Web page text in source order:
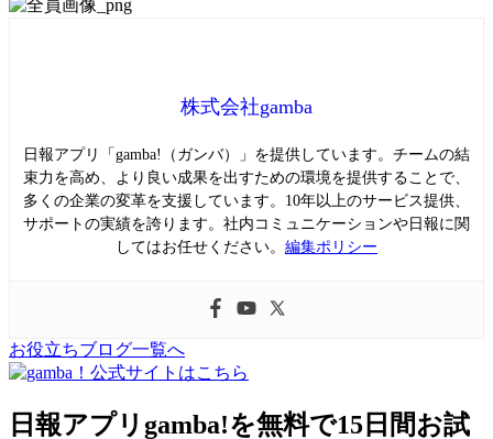
株式会社gamba
日報アプリ「gamba!（ガンバ）」を提供しています。チームの結
束力を高め、より良い成果を出すための環境を提供することで、
多くの企業の変革を支援しています。10年以上のサービス提供、
サポートの実績を誇ります。社内コミュニケーションや日報に関
してはお任せください。 編集ポリシー
お役立ちブログ一覧へ
日報アプリgamba!を無料で15日間お試